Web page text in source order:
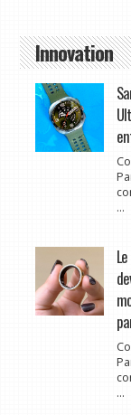
Innovation
...
...